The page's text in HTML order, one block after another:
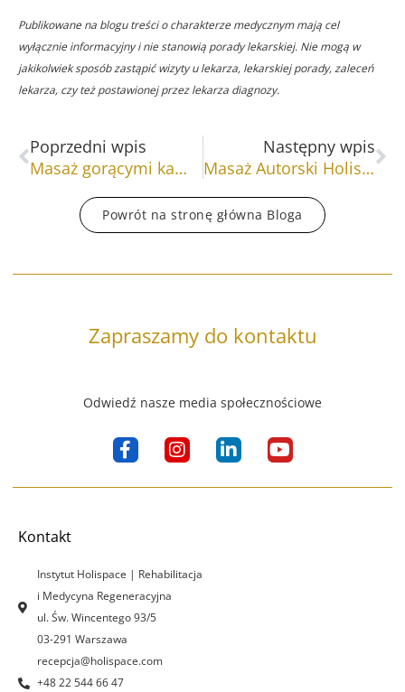
Publikowane na blogu treści o charakterze medycznym mają cel
wyłącznie informacyjny i nie stanowią porady lekarskiej. Nie mogą w
jakikolwiek sposób zastąpić wizyty u lekarza, lekarskiej porady, zaleceń
lekarza, czy też postawionej przez lekarza diagnozy.
Prev
Poprzedni wpis
Masaż gorącymi kamieniami półszlachetnymi – zdrowie wg ajurwedy
Następny wpis
Masaż Autorski Holispace – prawdziwy masaż holistyczny
Powrót na stronę główna Bloga
Zapraszamy do kontaktu
Odwiedź nasze media społecznościowe
F
a
c
k
-
f
I
n
s
a
L
i
n
Y
o
u
Kontakt
Instytut Holispace | Rehabilitacja
i Medycyna Regeneracyjna
ul. Św. Wincentego 93/5
03-291 Warszawa
recepcja@holispace.com
+48 22 544 66 47